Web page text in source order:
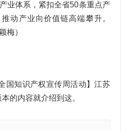
业体系，紧扣全省50条重点产
动产业向价值链高端攀升。
梅）
国知识产权宣传周活动】江苏
的内容就介绍到这。